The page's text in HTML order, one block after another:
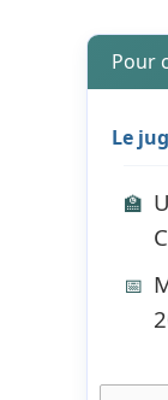
Pour
Le
🏫
📅